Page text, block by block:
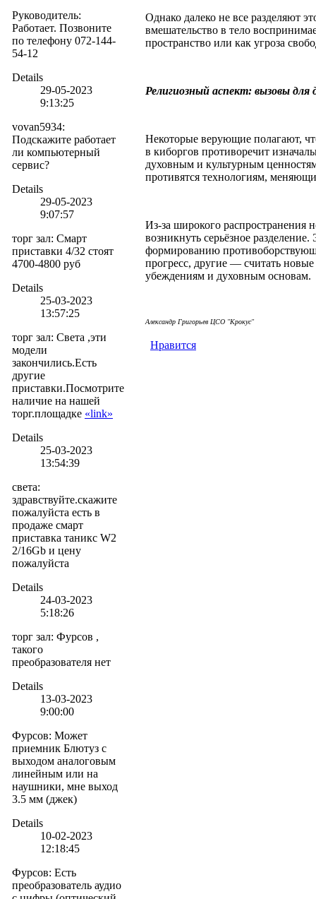
Руководитель:
Работает. Позвоните
по телефону 072-144-
54-12
Details
29-05-2023
9:13:25
vovan5934:
Подскажите работает
ли компьютерный
сервис?
Details
29-05-2023
9:07:57
торг зал: Смарт
приставки 4/32 стоят
4700-4800 руб
Details
25-03-2023
13:57:25
торг зал: Света ,эти
модели
закончились.Есть
другие
приставки.Посмотрите
наличие на нашей
торг.площадке «link»
Details
25-03-2023
13:54:39
света:
здравствуйте.скажите
пожалуйста есть в
продаже смарт
приставка таникс W2
2/16Gb и цену
пожалуйста
Details
24-03-2023
5:18:26
торг зал: Фурсов ,
такого
преобразователя нет
Details
13-03-2023
9:00:00
Фурсов: Может
приемник Блютуз с
выходом аналоговым
линейным или на
наушники, мне выход
3.5 мм (джек)
Details
10-02-2023
12:18:45
Фурсов: Есть
преобразователь аудио
Однако далеко не все разделяют
вмешательство в тело
пространство или как угроза
Религиозный аспект: вызовы для
Некоторые верующие полагают,
в киборгов противоречит
духовным и культурным
противятся технологиям,
Из-за широкого распространения
возникнуть серьёзное
формированию
прогресс, другие — считать
убеждениям и духовным основам.
Александр Григорьев ЦСО "Крокус"
Нравится